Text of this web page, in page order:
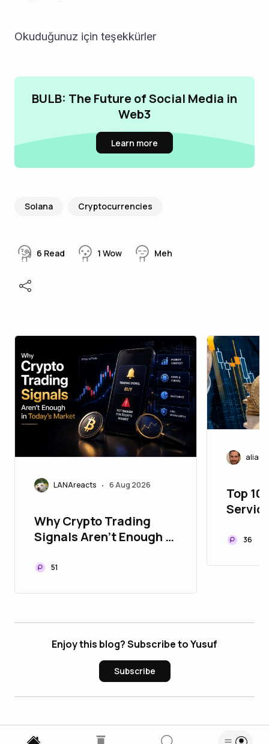
Okuduğunuz için teşekkürler
BULB: The Future of Social Media in
Web3
Learn more
Solana Cryptocurrencies
6 Read 1 Wow Meh
LANAreacts • 6 Aug 2026
Why Crypto Trading
Signals Aren't Enough in
51
Top
36
Enjoy this blog? Subscribe to Yusuf
Subscribe
Comments